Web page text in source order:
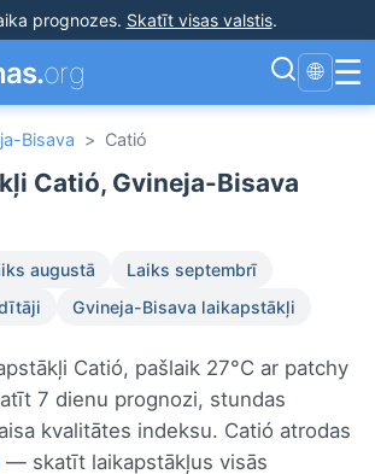
prognozes. Skatīt visas valstis.
org 🌐 ☰
Bisava > Catió
Catió, Gvineja-Bisava
augustā
Laiks septembrī
Gvineja-Bisava laikapstākļi
Catió, pašlaik 27°C ar patchy
7 dienu prognozi, stundas
kvalitātes indeksu. Catió atrodas
— skatīt laikapstākļus visās